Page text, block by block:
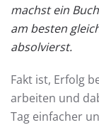
machst ein
am besten
absolvierst.
Fakt ist, Erfolg
arbeiten und
Tag einfacher